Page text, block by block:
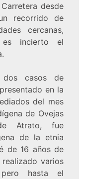
desde
recorrido de
cercanas,
incierto el
casos de
en la
del mes
de Ovejas
Atrato, fue
de la etnia
de 16 años de
varios
hasta el